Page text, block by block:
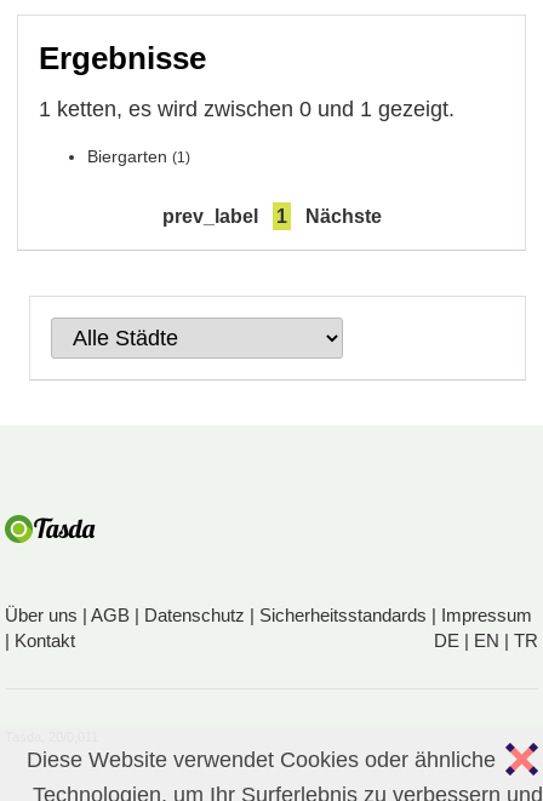
Ergebnisse
1 ketten, es wird zwischen 0 und 1 gezeigt.
Biergarten (1)
prev_label 1 Nächste
Über uns |AGB | Datenschutz | Sicherheitsstandards | Impressum
| Kontakt DE | EN | TR
Diese Website verwendet Cookies oder ähnliche
Technologien, um Ihr Surferlebnis zu verbessern und